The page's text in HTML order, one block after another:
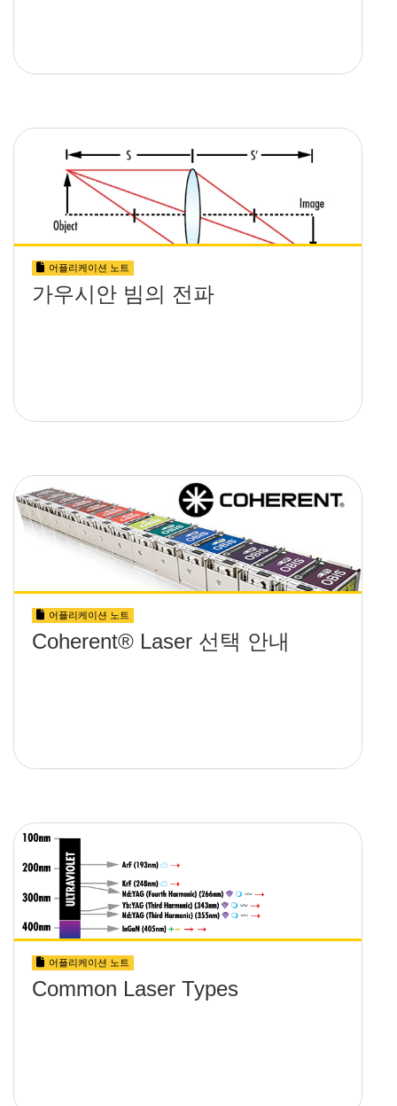
어플리케이션 노트
가우시안 빔의 전파
어플리케이션 노트
Coherent® Laser 선택 안내
어플리케이션 노트
Common Laser Types